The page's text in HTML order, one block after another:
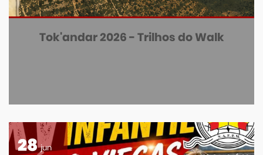
Tok'andar 2026 - Trilhos do Walk
28 jun